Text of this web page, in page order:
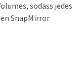
sodass jedes
SnapMirror